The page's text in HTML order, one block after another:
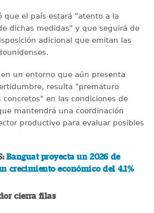
que el país estará "atento a la
dichas medidas" y que seguirá de
adicional que emitan las
en un entorno que aún presenta
resulta "prematuro
concretos" en las condiciones de
mantendrá una coordinación
productivo para evaluar posibles
Banguat proyecta un 2026 de
crecimiento económico del 4.1%
cierra filas